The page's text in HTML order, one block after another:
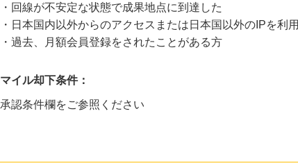
・回線が不安定な状態で成果地点に到達した
・日本国内以外からのアクセスまたは日本国以外のIPを利
・過去、月額会員登録をされたことがある方
マイル却下条件：
承認条件欄をご参照ください